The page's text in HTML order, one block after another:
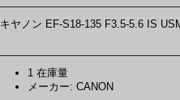
キヤノン EF-S18-135 F3.5-5.6 IS
1 在庫量
メーカー: CANON